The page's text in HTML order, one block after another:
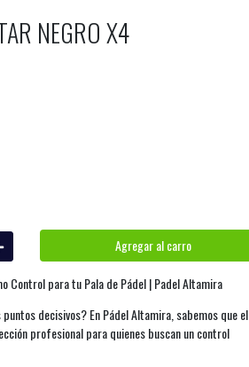
NEGRO X4
Agregar al carro
Control para tu Pala de Pádel | Padel Altamira
decisivos? En Pádel Altamira, sabemos que el
profesional para quienes buscan un control